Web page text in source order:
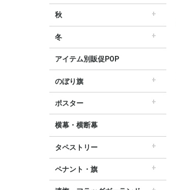
すべての夏の販促POP
夏・サマー
七夕
サマーセール
秋
すべての秋の販促POP
秋・オータム
ハロウィン
オータムセール
冬
すべての冬の販促POP
冬・ウィンター
クリスマス
歳末・お正月
ウィンターセール
アイテム別販促POP
のぼり旗
すべてののぼり旗
セールのぼり旗
レギュラーのぼり旗
ホテルのぼり旗
リサイクルのぼり旗
ドラッグ薬局のぼり旗
美容のぼり旗
物販のぼり旗
飲食のぼり旗
不動産・車のぼり旗
春のぼり旗
夏のぼり旗
秋のぼり旗
冬のぼり旗
ハロウィンのぼり旗
ポスター
すべてのポスター
パラポスター（横長）
テーマポスター（正方形）
変形ポスター
セールポスター
▽季節から選ぶ
∟春ポスター
∟夏ポスター
∟秋・ハロウィンポスター
∟冬・お正月・初売りポスター
∟クリスマスポスター
∟バレンタインポスター
横幕・横断幕
タペストリー
すべてのタペストリー
防炎加工タペストリー（90×180cm）
∟春タペストリー
∟夏タペストリー
∟秋・ハロウィンタペストリー
∟冬・クリスマスタペストリー
∟お正月タペストリー
∟バレンタインデータペストリー
60cm幅タペストリー
45cm幅タペストリー
ワイドタペストリー
ペナント・旗
すべてのペナント・旗
ペナント
ビッグペナント